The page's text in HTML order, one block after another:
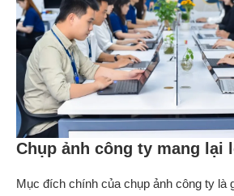
Chụp ảnh công ty mang lại
Mục đích chính của chụp ảnh công ty là